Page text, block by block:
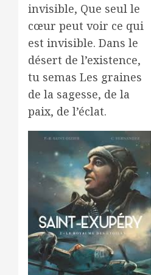
invisible, Que seul le
cœur peut voir ce qui
est invisible. Dans le
désert de l’existence,
tu semas Les graines
de la sagesse, de la
paix, de l’éclat.